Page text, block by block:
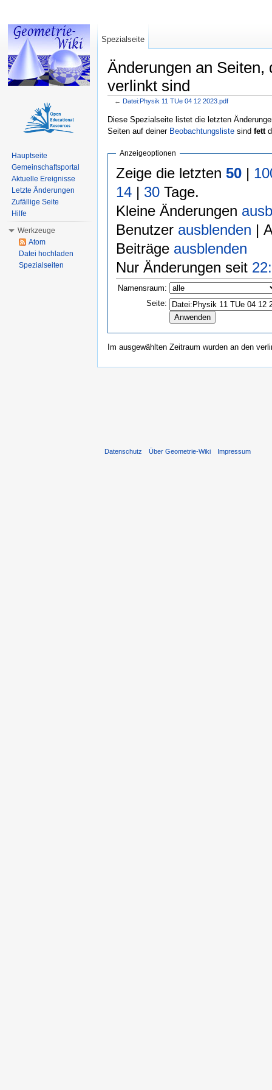
Änderungen an Seiten,
verlinkt sind
← Datei:Physik 11 TUe 04 12 2023.pdf
Diese Spezialseite listet die letzten
Seiten auf deiner Beobachtungsliste sind fett
Anzeigeoptionen
Zeige die letzten 50|
14| 30Tage.
Kleine Änderungen
Benutzer ausblenden |
Beiträge ausblenden
Nur Änderungen seit
Namensraum:
Seite:
Im ausgewählten Zeitraum wurden an den
Spezialseite
Hauptseite
Gemeinschaftsportal
Aktuelle Ereignisse
Letzte Änderungen
Zufällige Seite
Hilfe
Werkzeuge
Atom
Datei hochladen
Spezialseiten
Datenschutz Über Geometrie-Wiki Impressum